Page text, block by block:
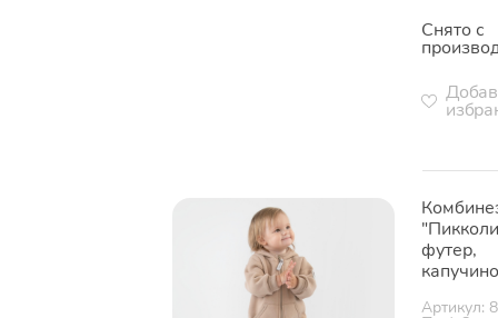
Снято с
футер,
капучино
Артикул: